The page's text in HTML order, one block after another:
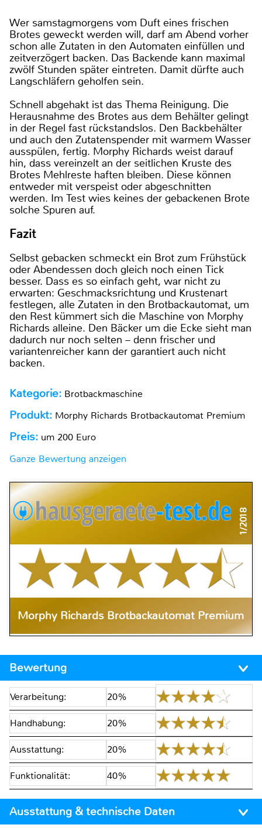
Wer samstagmorgens vom Duft eines frischen
Brotes geweckt werden will, darf am Abend vorher
schon alle Zutaten in den Automaten einfüllen und
zeitverzögert backen. Das Backende kann maximal
zwölf Stunden später eintreten. Damit dürfte auch
Langschläfern geholfen sein.
Schnell abgehakt ist das Thema Reinigung. Die
Herausnahme des Brotes aus dem Behälter gelingt
in der Regel fast rückstandslos. Den Backbehälter
und auch den Zutatenspender mit warmem Wasser
ausspülen, fertig. Morphy Richards weist darauf
hin, dass vereinzelt an der seitlichen Kruste des
Brotes Mehlreste haften bleiben. Diese können
entweder mit verspeist oder abgeschnitten
werden. Im Test wies keines der gebackenen Brote
solche Spuren auf.
Fazit
Selbst gebacken schmeckt ein Brot zum Frühstück
oder Abendessen doch gleich noch einen Tick
besser. Dass es so einfach geht, war nicht zu
erwarten: Geschmacksrichtung und Krustenart
festlegen, alle Zutaten in den Brotbackautomat, um
den Rest kümmert sich die Maschine von Morphy
Richards alleine. Den Bäcker um die Ecke sieht man
dadurch nur noch selten – denn frischer und
variantenreicher kann der garantiert auch nicht
backen.
Kategorie: Brotbackmaschine
Produkt: Morphy Richards Brotbackautomat Premium
Preis: um 200 Euro
Ganze Bewertung anzeigen
1/2018
Morphy Richards Brotbackautomat Premium
Bewertung
Verarbeitung: 20%
Handhabung: 20%
Ausstattung: 20%
Funktionalität: 40%
Ausstattung & technische Daten